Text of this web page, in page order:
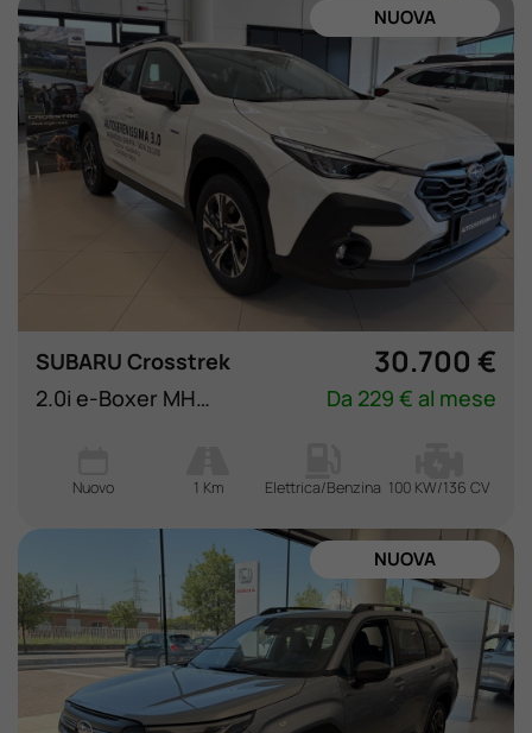
Promozioni
Assistenza
Novità Sui Nostri Veicoli
Contattaci
NUOVA
SUBARU Crosstrek 30.700 €
2.0i e-Boxer MHEV CVT Lineartronic Style Da 229 € al mese
Nuovo 1 Km Elettrica/Benzina 100 KW/136 CV
NUOVA